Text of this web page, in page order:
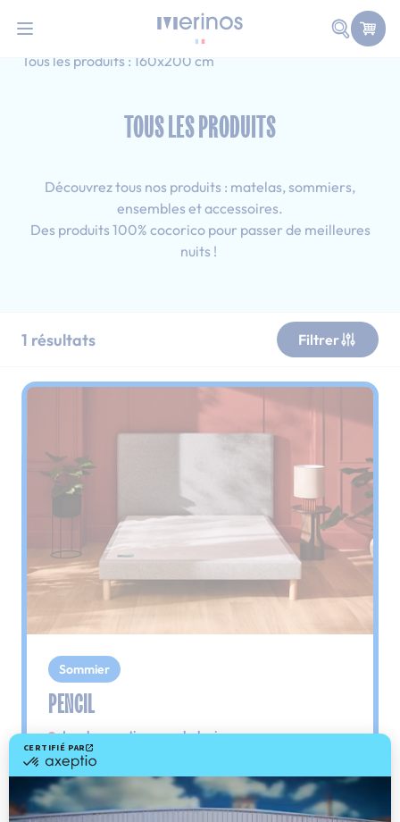
Faire
Accueil
Ado
Tous les produits : 160x200 cm
TOUS LES PRODUITS
Découvrez tous nos produits : matelas, sommiers,
ensembles et accessoires.
Des produits 100% cocorico pour passer de meilleures
nuits !
1 résultats Filtrer
Sommier
PENCIL
Le plus : soutien morphologique
Grâce à ses 3 zones de confort, le sommier
Pencil vous assure tout son soutien. Avec les
épaules, le dos et le bassin qui reposent sur ses
lattes, vous évitez les douleurs au petit matin.